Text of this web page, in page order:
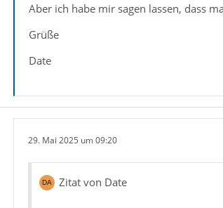
Aber ich habe mir sagen lassen, dass
Grüße
Date
29. Mai 2025 um 09:20
Zitat von Date